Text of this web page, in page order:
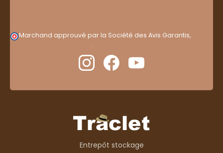
Marchand approuvé par la Société des Avis Garantis,
.
Entrepôt stockage